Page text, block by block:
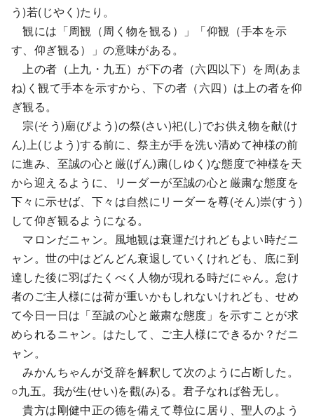
う)若(じやく)たり。
観には「周観（周く物を観る）」「仰観（手本を示
す、仰ぎ観る）」の意味がある。
上の者（上九・九五）が下の者（六四以下）を周(あま
ね)く観て手本を示すから、下の者（六四）は上の者を仰
ぎ観る。
宗(そう)廟(びよう)の祭(さい)祀(し)でお供え物を献(け
ん)上(じよう)する前に、祭主が手を洗い清めて神様の前
に進み、至誠の心と厳(げん)粛(しゆく)な態度で神様を天
から迎えるように、リーダーが至誠の心と厳粛な態度を
下々に示せば、下々は自然にリーダーを尊(そん)崇(すう)
して仰ぎ観るようになる。
マロンだニャン。風地観は衰運だけれどもよい時だニ
ャン。世の中はどんどん衰退していくけれども、底に到
達した後に羽ばたくべく人物が現れる時だにゃん。怠け
者のご主人様には荷が重いかもしれないけれども、せめ
て今日一日は「至誠の心と厳粛な態度」を示すことが求
められるニャン。はたして、ご主人様にできるか？だニ
ャン。
みかんちゃんが爻辞を解釈して次のように占断した。
○九五。我が生(せい)を觀(み)る。君子なれば咎无し。
貴方は剛健中正の德を備えて尊位に居り、聖人のよう